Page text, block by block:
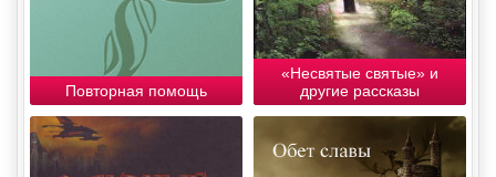
Повторная помощь
«Несвятые святые» и
другие рассказы